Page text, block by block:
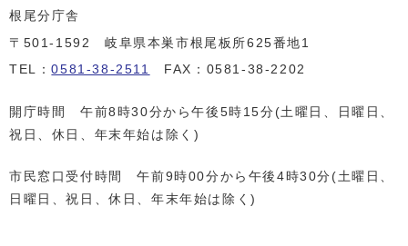
根尾分庁舎
〒501-1592 岐阜県本巣市根尾板所625番地1
TEL：0581-38-2511 FAX：0581-38-2202
開庁時間 午前8時30分から午後5時15分(土曜日、日曜日、
祝日、休日、年末年始は除く)
市民窓口受付時間 午前9時00分から午後4時30分(土曜日、
日曜日、祝日、休日、年末年始は除く)